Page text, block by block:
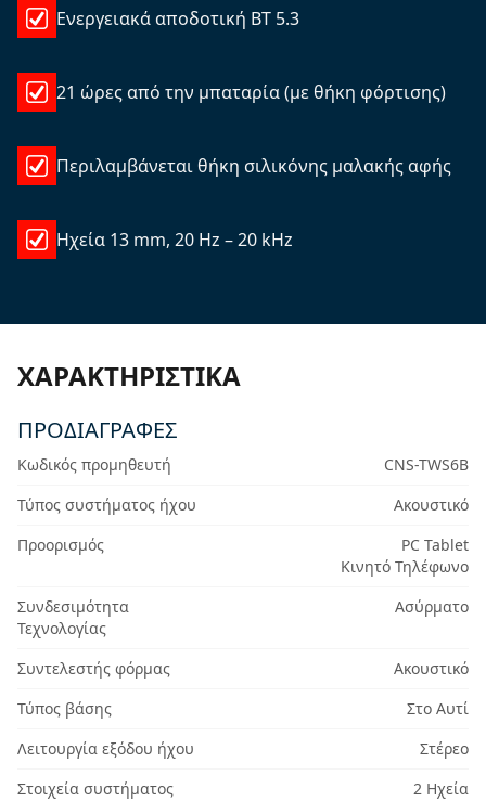
Ενεργειακά αποδοτική ΒΤ 5.3
21 ώρες από την μπαταρία (με θήκη φόρτισης)
Περιλαμβάνεται θήκη σιλικόνης μαλακής αφής
Ηχεία 13 mm, 20 Hz – 20 kHz
ΧΑΡΑΚΤΗΡΙΣΤΙΚΆ
ΠΡΟΔΙΑΓΡΑΦΈΣ
Κωδικός προμηθευτή
CNS-TWS6B
Τύπος συστήματος ήχου
Ακουστικό
Προορισμός
PC Tablet
Κινητό Τηλέφωνο
Συνδεσιμότητα
Τεχνολογίας
Ασύρματο
Συντελεστής φόρμας
Ακουστικό
Τύπος βάσης
Στο Αυτί
Λειτουργία εξόδου ήχου
Στέρεο
Στοιχεία συστήματος
2 Ηχεία